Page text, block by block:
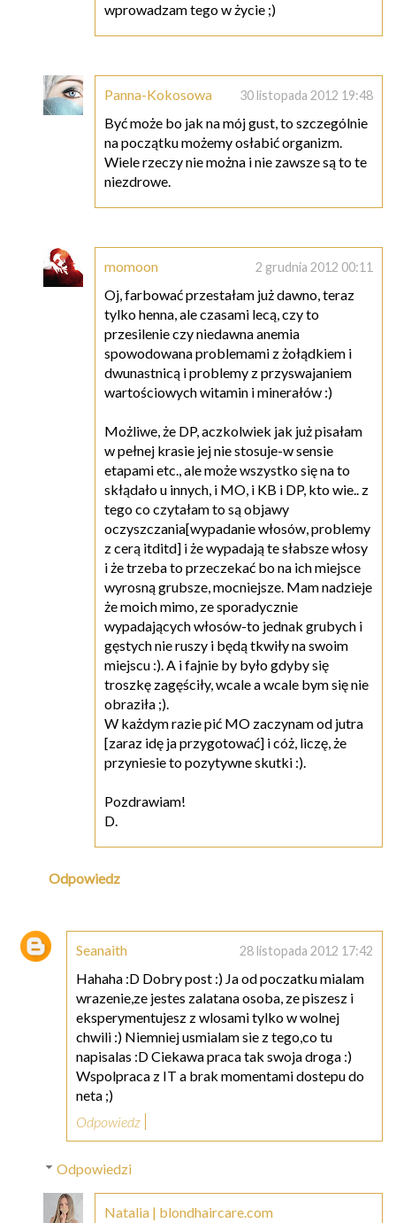
wprowadzam tego w życie ;)
Panna-Kokosowa 30 listopada 2012 19:48
Być może bo jak na mój gust, to szczególnie
na początku możemy osłabić organizm.
Wiele rzeczy nie można i nie zawsze są to te
niezdrowe.
momoon 2 grudnia 2012 00:11
Oj, farbować przestałam już dawno, teraz
tylko henna, ale czasami lecą, czy to
przesilenie czy niedawna anemia
spowodowana problemami z żołądkiem i
dwunastnicą i problemy z przyswajaniem
wartościowych witamin i minerałów :)
Możliwe, że DP, aczkolwiek jak już pisałam
w pełnej krasie jej nie stosuje-w sensie
etapami etc., ale może wszystko się na to
skłądało u innych, i MO, i KB i DP, kto wie.. z
tego co czytałam to są objawy
oczyszczania[wypadanie włosów, problemy
z cerą itditd] i że wypadają te słabsze włosy
i że trzeba to przeczekać bo na ich miejsce
wyrosną grubsze, mocniejsze. Mam nadzieje
że moich mimo, ze sporadycznie
wypadających włosów-to jednak grubych i
gęstych nie ruszy i będą tkwiły na swoim
miejscu :). A i fajnie by było gdyby się
troszkę zagęściły, wcale a wcale bym się nie
obraziła ;).
W każdym razie pić MO zaczynam od jutra
[zaraz idę ja przygotować] i cóż, liczę, że
przyniesie to pozytywne skutki :).
Pozdrawiam!
D.
Odpowiedz
Seanaith 28 listopada 2012 17:42
Hahaha :D Dobry post :) Ja od poczatku mialam
wrazenie,ze jestes zalatana osoba, ze piszesz i
eksperymentujesz z wlosami tylko w wolnej
chwili :) Niemniej usmialam sie z tego,co tu
napisalas :D Ciekawa praca tak swoja droga :)
Wspolpraca z IT a brak momentami dostepu do
neta ;)
Odpowiedz
Odpowiedzi
Natalia | blondhaircare.com